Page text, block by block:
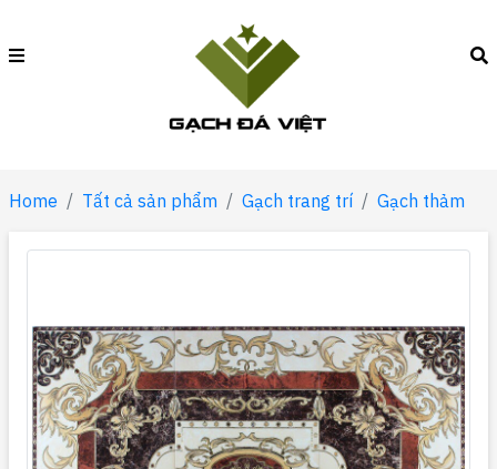
Home Tất cả sản phẩm Gạch trang trí Gạch thảm